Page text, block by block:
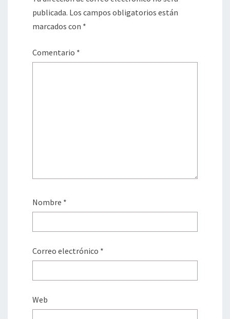
publicada. Los campos obligatorios están
marcados con *
Comentario *
Nombre *
Correo electrónico *
Web